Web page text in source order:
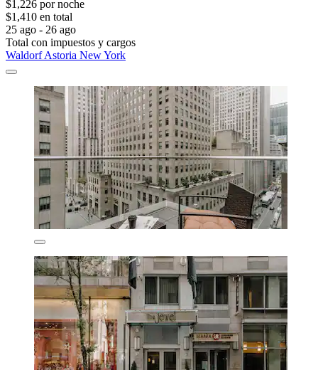
$1,226 por noche
$1,410 en total
25 ago - 26 ago
Total con impuestos y cargos
Waldorf Astoria New York